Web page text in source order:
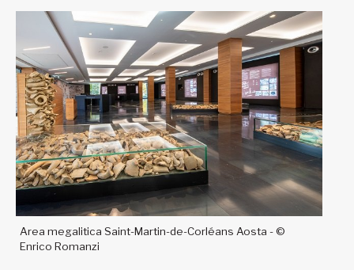
Area megalitica Saint-Martin-de-Corléans Aosta - ©
Enrico Romanzi